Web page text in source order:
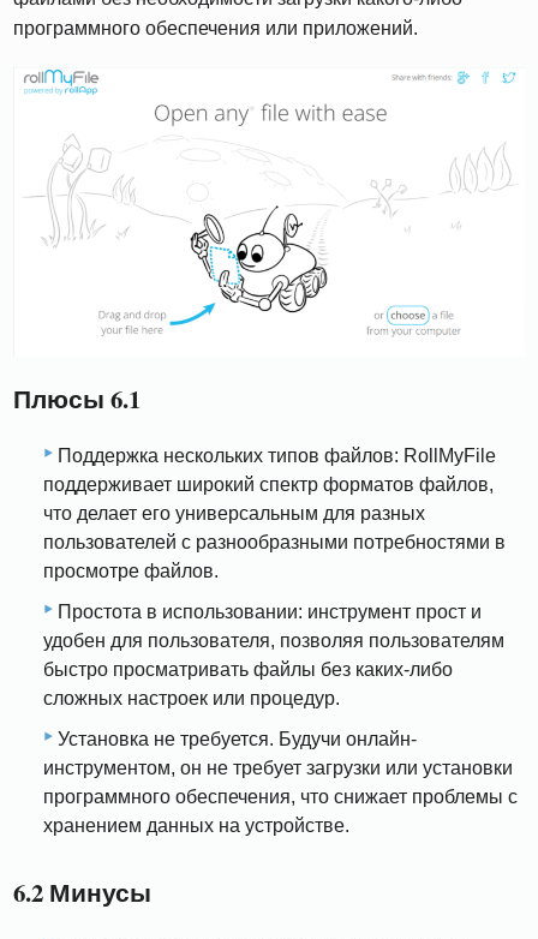
программного обеспечения или приложений.
Плюсы 6.1
Поддержка нескольких типов файлов: RollMyFile
поддерживает широкий спектр форматов файлов,
что делает его универсальным для разных
пользователей с разнообразными потребностями в
просмотре файлов.
Простота в использовании: инструмент прост и
удобен для пользователя, позволяя пользователям
быстро просматривать файлы без каких-либо
сложных настроек или процедур.
Установка не требуется. Будучи онлайн-
инструментом, он не требует загрузки или установки
программного обеспечения, что снижает проблемы с
хранением данных на устройстве.
6.2 Минусы